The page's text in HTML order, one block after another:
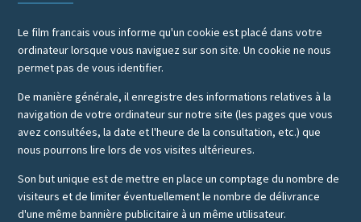
Le film francais vous informe qu'un cookie est placé dans votre
ordinateur lorsque vous naviguez sur son site. Un cookie ne nous
permet pas de vous identifier.
De manière générale, il enregistre des informations relatives à la
navigation de votre ordinateur sur notre site (les pages que vous
avez consultées, la date et l'heure de la consultation, etc.) que
nous pourrons lire lors de vos visites ultérieures.
Son but unique est de mettre en place un comptage du nombre de
visiteurs et de limiter éventuellement le nombre de délivrance
d'une même bannière publicitaire à un même utilisateur.